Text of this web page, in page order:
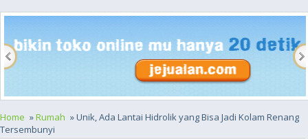
Home »Rumah » Unik, Ada Lantai Hidrolik yang Bisa Jadi Kolam Renang
Tersembunyi